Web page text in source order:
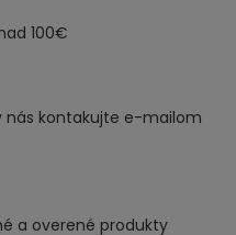
100€
nás kontakujte e-mailom
a overené produkty